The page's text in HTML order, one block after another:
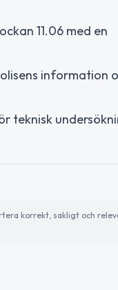
11.06 med en
information
teknisk
korrekt, sakligt och